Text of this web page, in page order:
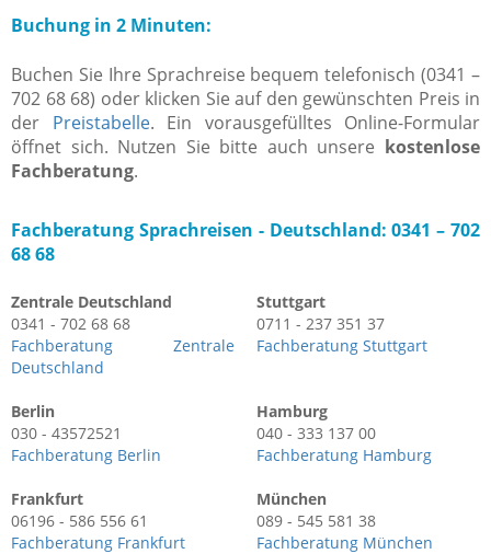
Buchung in 2 Minuten:
Buchen Sie Ihre Sprachreise bequem telefonisch (0341 –
702 68 68) oder klicken Sie auf den gewünschten Preis in
der Preistabelle. Ein vorausgefülltes Online-Formular
öffnet sich. Nutzen Sie bitte auch unsere kostenlose
Fachberatung.
Fachberatung Sprachreisen - Deutschland: 0341 – 702
68 68
Zentrale Deutschland
0341 - 702 68 68
Fachberatung Zentrale
Deutschland
Stuttgart
0711 - 237 351 37
Fachberatung Stuttgart
Berlin
030 - 43572521
Fachberatung Berlin
Hamburg
040 - 333 137 00
Fachberatung Hamburg
Frankfurt
06196 - 586 556 61
Fachberatung Frankfurt
München
089 - 545 581 38
Fachberatung München